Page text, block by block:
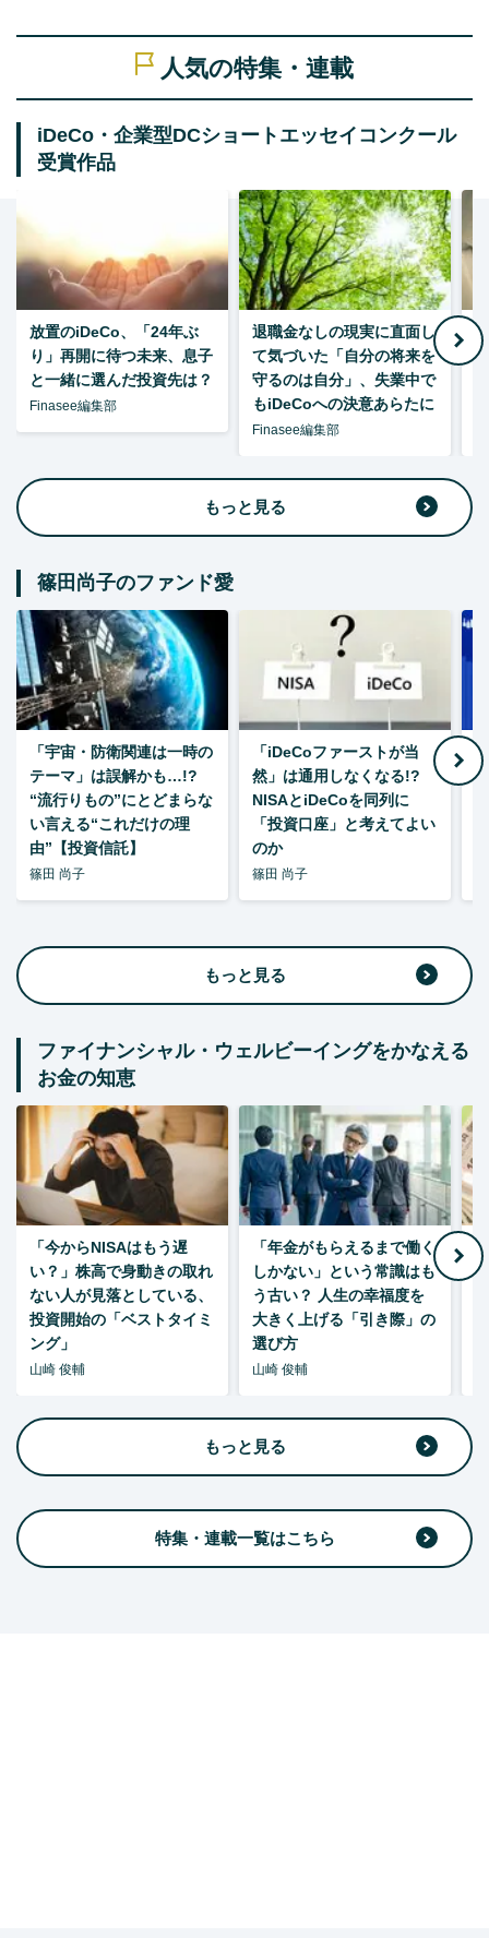
人気の特集・連載
iDeCo・企業型DCショートエッセイコンクール
受賞作品
放置のiDeCo、「24年ぶ
り」再開に待つ未来、息子
と一緒に選んだ投資先は？
Finasee編集部
退職金なしの現実に直面し
て気づいた「自分の将来を
守るのは自分」、失業中で
もiDeCoへの決意あらたに
Finasee編集部
もっと見る
篠田尚子のファンド愛
「宇宙・防衛関連は一時の
テーマ」は誤解かも…!?
“流行りもの”にとどまらな
い言える“これだけの理
由”【投資信託】
篠田 尚子
「iDeCoファーストが当
然」は通用しなくなる!?
NISAとiDeCoを同列に
「投資口座」と考えてよい
のか
篠田 尚子
もっと見る
ファイナンシャル・ウェルビーイングをかなえる
お金の知恵
「今からNISAはもう遅
い？」株高で身動きの取れ
ない人が見落としている、
投資開始の「ベストタイミ
ング」
山崎 俊輔
「年金がもらえるまで働く
しかない」という常識はも
う古い？ 人生の幸福度を
大きく上げる「引き際」の
選び方
山崎 俊輔
もっと見る
特集・連載一覧はこちら